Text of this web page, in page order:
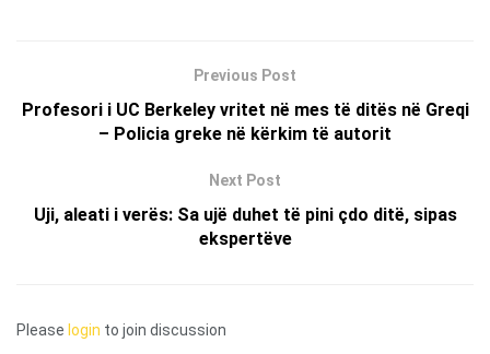
Previous Post
Profesori i UC Berkeley vritet në mes të ditës në Greqi
– Policia greke në kërkim të autorit
Next Post
Uji, aleati i verës: Sa ujë duhet të pini çdo ditë, sipas
ekspertëve
Please login to join discussion